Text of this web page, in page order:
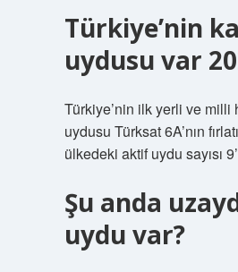
Türkiye’nin
uydusu var
Türkiye’nin ilk yerli ve milli
uydusu Türksat 6A’nın
ülkedeki aktif uydu sayısı
Şu anda
uydu var?